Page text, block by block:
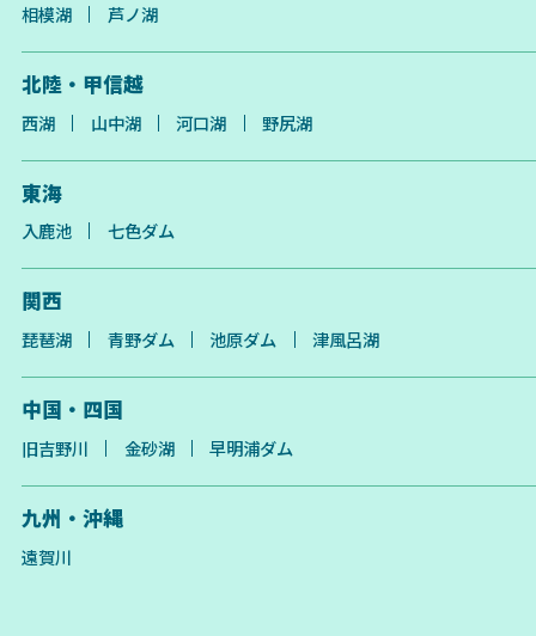
相模湖
芦ノ湖
北陸・甲信越
西湖 山中湖 河口湖 野尻湖
東海
入鹿池 七色ダム
関西
琵琶湖 青野ダム 池原ダム 津風呂湖
中国・四国
旧吉野川 金砂湖 早明浦ダム
九州・沖縄
遠賀川